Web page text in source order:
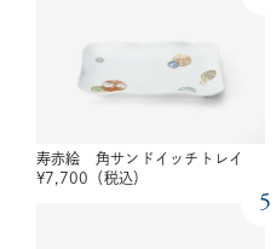
寿赤絵 角サンドイッチトレイ
¥7,700 （税込）
5